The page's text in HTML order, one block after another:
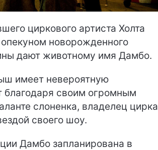
циркового артиста Холта
новорожденного
дают животному имя Дамбо.
имеет невероятную
благодаря своим огромным
слоненка, владелец цирка
своего шоу.
Дамбо запланирована в